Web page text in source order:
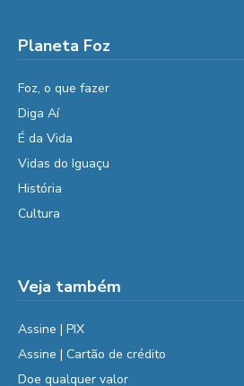
Planeta Foz
Foz, o que fazer
Diga Aí
É da Vida
Vidas do Iguaçu
História
Cultura
Veja também
Assine | PIX
Assine | Cartão de crédito
Doe qualquer valor